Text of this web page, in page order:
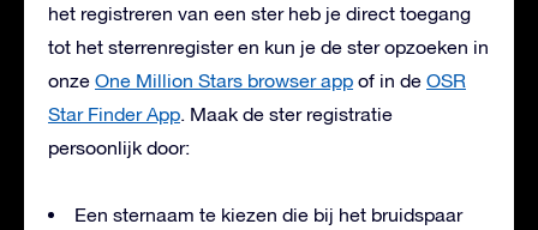
het registreren van een ster heb je direct toegang
tot het sterrenregister en kun je de ster opzoeken in
onze One Million Stars browser app of in de OSR
Star Finder App. Maak de ster registratie
persoonlijk door:
Een sternaam te kiezen die bij het bruidspaar